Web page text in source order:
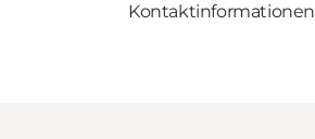
Kontaktinformationen